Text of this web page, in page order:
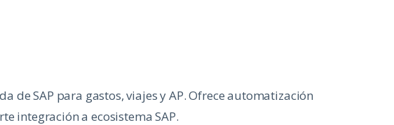
de SAP para gastos, viajes y AP. Ofrece automatización
integración a ecosistema SAP.